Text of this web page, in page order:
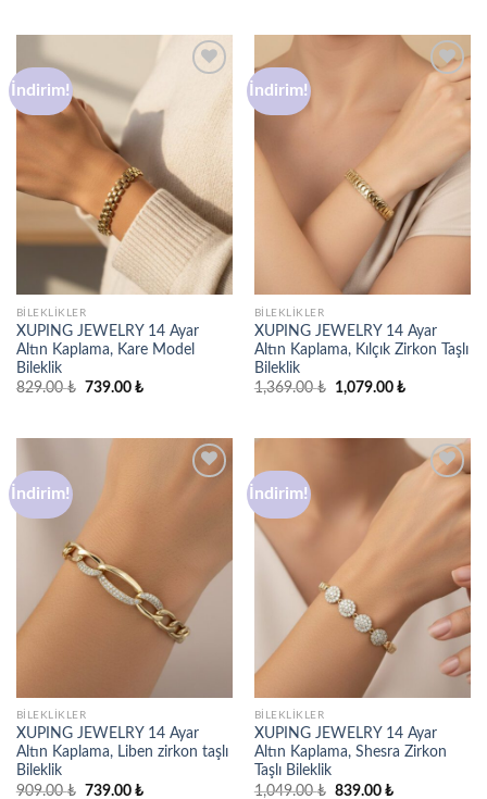
İndirim!
BILEKLIKLER
XUPING JEWELRY 14 Ayar
Altın Kaplama, Kare Model
Bileklik
829.00₺ Orijinal
739.00 ₺Şu
İndirim!
BILEKLIKLER
XUPING JEWELRY 14 Ayar
Altın Kaplama, Kılçık Zirkon Taşlı
Bileklik
1,369.00₺
Orijinal
1,079.00 ₺Şu
İndirim!
BILEKLIKLER
XUPING JEWELRY 14 Ayar
Altın Kaplama, Liben zirkon taşlı
Bileklik
909.00₺ Orijinal
739.00 ₺Şu
İndirim!
Favorilere
BILEKLIKLER
XUPING JEWELRY 14 Ayar
Altın Kaplama, Shesra Zirkon
Taşlı Bileklik
1,049.00₺ Orijinal
839.00 ₺Şu